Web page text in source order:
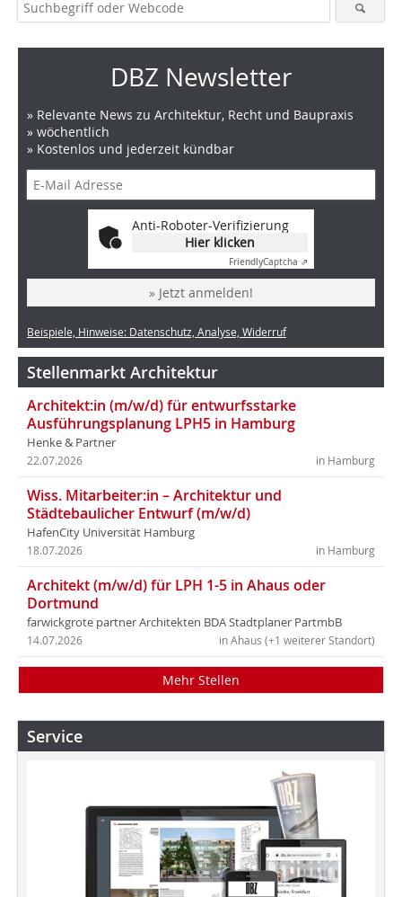
DBZ Newsletter
» Relevante News zu Architektur, Recht und Baupraxis
» wöchentlich
» Kostenlos und jederzeit kündbar
Anti-Roboter-Verifizierung
Hier klicken
FriendlyCaptcha ⇗
» Jetzt anmelden!
Beispiele, Hinweise: Datenschutz, Analyse, Widerruf
Stellenmarkt Architektur
Architekt:in (m/w/d) für entwurfsstarke
Ausführungsplanung LPH5 in Hamburg
Henke & Partner
in Hamburg
22.07.2026
Wiss. Mitarbeiter:in – Architektur und
Städtebaulicher Entwurf (m/w/d)
HafenCity Universität Hamburg
in Hamburg
18.07.2026
Architekt (m/w/d) für LPH 1-5 in Ahaus oder
Dortmund
farwickgrote partner Architekten BDA Stadtplaner PartmbB
in Ahaus (+1 weiterer Standort)
14.07.2026
Mehr Stellen
Service